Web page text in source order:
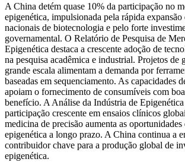
A China detém quase 10% da participação no
epigenética, impulsionada pela rápida expansão
nacionais de biotecnologia e pelo forte
governamental. O Relatório de Pesquisa de
Epigenética destaca a crescente adoção de
na pesquisa acadêmica e industrial. Projetos de
grande escala alimentam a demanda por
baseadas em sequenciamento. As capacidades
apoiam o fornecimento de consumíveis com
benefício. A Análise da Indústria de Epigenética
participação crescente em ensaios clínicos
medicina de precisão aumenta as oportunidades
epigenética a longo prazo. A China continua a
contribuidor chave para a produção global de
epigenética.